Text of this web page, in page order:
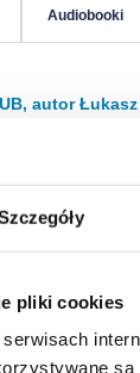
pliki cookies
Audiobooki
autor